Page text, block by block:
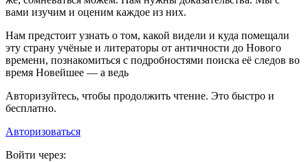
вами изучим и оценим каждое из них.
Нам предстоит узнать о том, какой видели и куда помещали
эту страну учёные и литераторы от античности до Нового
времени, познакомиться с подробностями поиска её следов во
время Новейшее — а ведь
Авторизуйтесь, чтобы продолжить чтение. Это быстро и
бесплатно.
Авторизоваться
Войти через: